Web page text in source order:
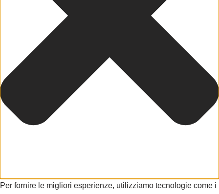
Per fornire le migliori esperienze, utilizziamo tecnologie come i